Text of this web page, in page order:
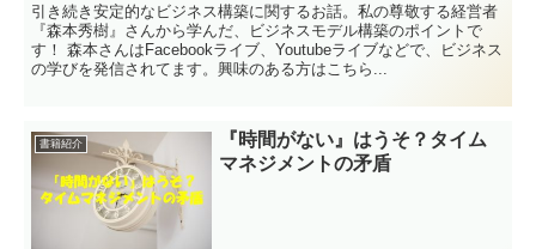
引き続き安定的なビジネス構築に関するお話。私の尊敬する経営者
『森本秀樹』さんから学んだ、ビジネスモデル構築のポイントで
す！ 森本さんはFacebookライブ、Youtubeライブなどで、ビジネス
の学びを発信されてます。興味のある方はこちら...
書籍紹介
『時間がない』はうそ？タイム
マネジメントの矛盾